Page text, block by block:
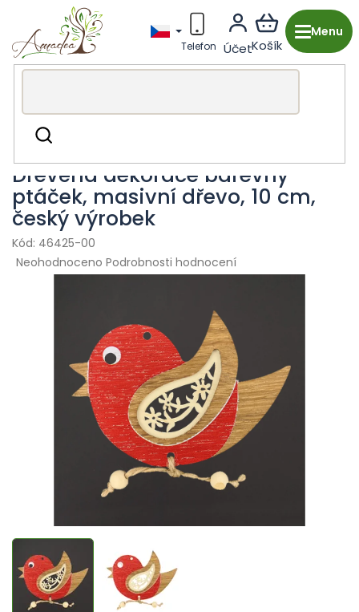
obsah
Hledat
Dřevěná výroba z Česka
ozdoby
Dřevěná dekorace barevný
ptáček, masivní dřevo, 10 cm,
český výrobek
46425-00
Průměrné
hodnocení
Neohodnoceno Podrobnosti hodnocení